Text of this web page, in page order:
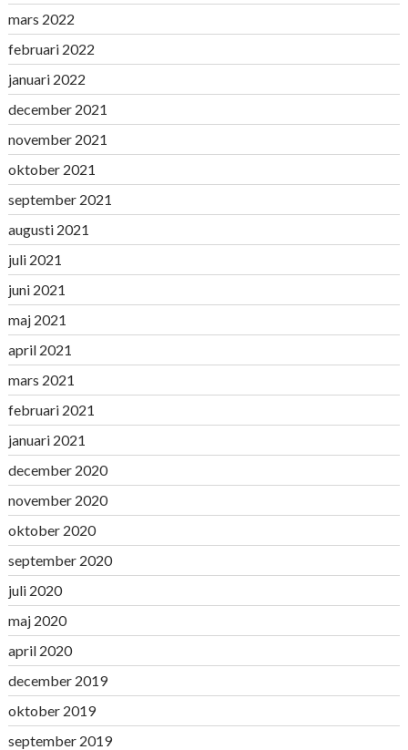
mars 2022
februari 2022
januari 2022
december 2021
november 2021
oktober 2021
september 2021
augusti 2021
juli 2021
juni 2021
maj 2021
april 2021
mars 2021
februari 2021
januari 2021
december 2020
november 2020
oktober 2020
september 2020
juli 2020
maj 2020
april 2020
december 2019
oktober 2019
september 2019